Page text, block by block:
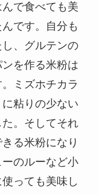
で食べても美
です。自分も
、グルテンの
を作る米粉は
ミズホチカラ
粘りの少ない
。そしてそれ
る米粉になり
のルーなど小
っても美味し